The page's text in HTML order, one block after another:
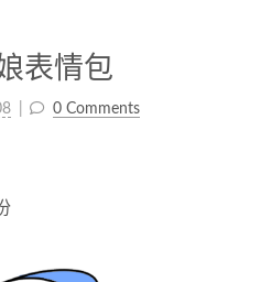
表情包
0 Comments